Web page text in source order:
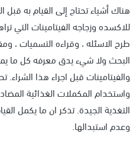
هناك أشياء تحتاج إلى القيام به
للاكسده وزجاجه الفيتامينات التي
طرح الاسئله ، وقراءه التسميات ،
البحث ولا شيء يدق معرفه كل ما
والفيتامينات قبل اجراء هذا الشراء.
واستخدام المكملات الغذائية
التغذية الجيدة. تذكر ان ما يكمل
وعدم استبدالها.